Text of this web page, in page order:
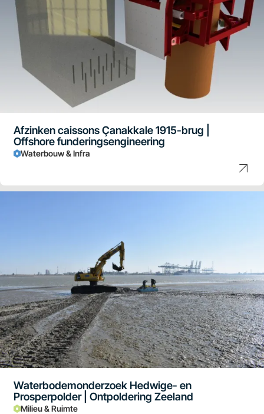
Afzinken caissons Çanakkale 1915-brug |
Offshore funderingsengineering
Waterbouw & Infra
Waterbodemonderzoek Hedwige- en
Prosperpolder | Ontpoldering Zeeland
Milieu & Ruimte